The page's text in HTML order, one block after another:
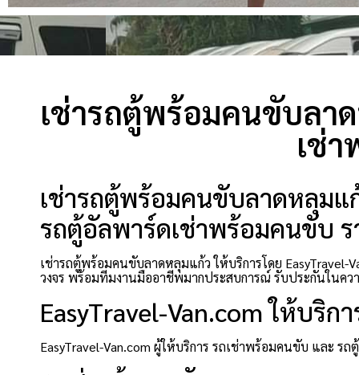
เช่ารถตู้พร้อมคนขับลา
เช่
เช่ารถตู้พร้อมคนขับลาดหลุม
รถตู้อัลพาร์ดเช่าพร้อมคนขับ
เช่ารถตู้พร้อมคนขับลาดหลุมแก้ว ให้บริการโดย EasyTravel-
วงจร พร้อมทีมงานมืออาชีพมากประสบการณ์ รับประกันในคว
EasyTravel-Van.com ให้บริก
EasyTravel-Van.com ผู้ให้บริการ รถเช่าพร้อมคนขับ และ ร